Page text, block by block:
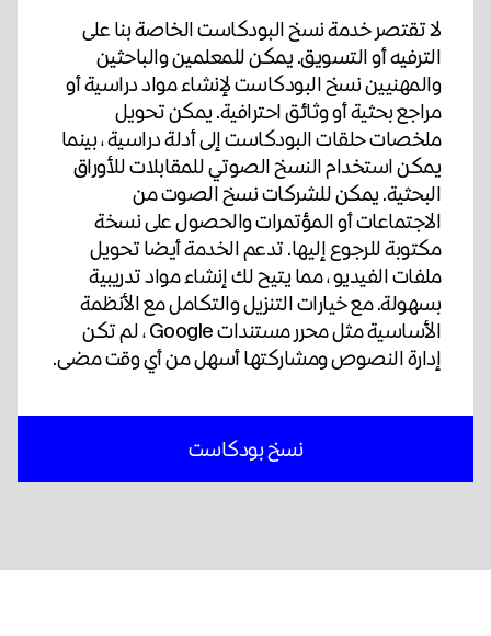
لا تقتصر خدمة نسخ البودكاست الخاصة بنا على
الترفيه أو التسويق. يمكن للمعلمين والباحثين
والمهنيين نسخ البودكاست لإنشاء مواد دراسية أو
مراجع بحثية أو وثائق احترافية. يمكن تحويل
ملخصات حلقات البودكاست إلى أدلة دراسية ، بينما
يمكن استخدام النسخ الصوتي للمقابلات للأوراق
البحثية. يمكن للشركات نسخ الصوت من
الاجتماعات أو المؤتمرات والحصول على نسخة
مكتوبة للرجوع إليها. تدعم الخدمة أيضا تحويل
ملفات الفيديو ، مما يتيح لك إنشاء مواد تدريبية
بسهولة. مع خيارات التنزيل والتكامل مع الأنظمة
الأساسية مثل محرر مستندات Google ، لم تكن
إدارة النصوص ومشاركتها أسهل من أي وقت مضى.
نسخ بودكاست